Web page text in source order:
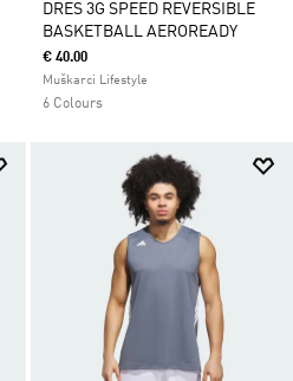
DRES 3G SPEED REVERSIBLE
BASKETBALL AEROREADY
€ 40.00
Muškarci Lifestyle
6 Colours